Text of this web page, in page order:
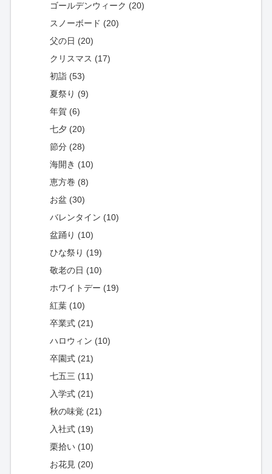
ゴールデンウィーク (20)
スノーボード (20)
父の日 (20)
クリスマス (17)
初詣 (53)
夏祭り (9)
年賀 (6)
七夕 (20)
節分 (28)
海開き (10)
恵方巻 (8)
お盆 (30)
バレンタイン (10)
盆踊り (10)
ひな祭り (19)
敬老の日 (10)
ホワイトデー (19)
紅葉 (10)
卒業式 (21)
ハロウィン (10)
卒園式 (21)
七五三 (11)
入学式 (21)
秋の味覚 (21)
入社式 (19)
栗拾い (10)
お花見 (20)